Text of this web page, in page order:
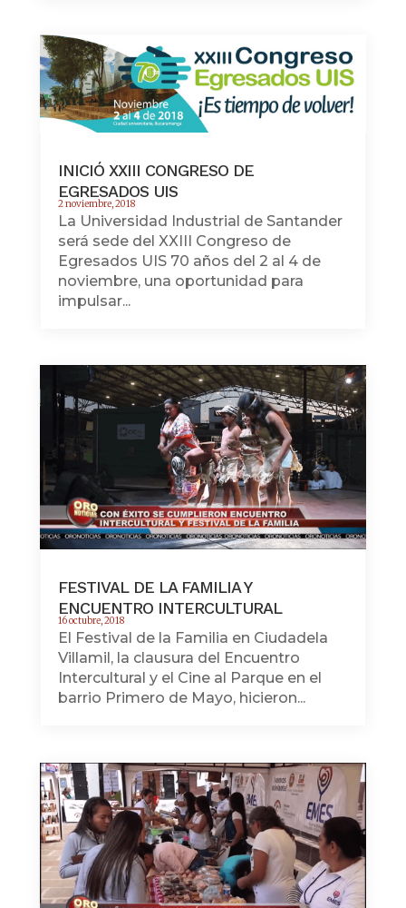
INICIÓ XXIII CONGRESO DE
EGRESADOS UIS
2 noviembre, 2018
La Universidad Industrial de Santander
será sede del XXIII Congreso de
Egresados UIS 70 años del 2 al 4 de
noviembre, una oportunidad para
impulsar...
FESTIVAL DE LA FAMILIA Y
ENCUENTRO INTERCULTURAL
16 octubre, 2018
El Festival de la Familia en Ciudadela
Villamil, la clausura del Encuentro
Intercultural y el Cine al Parque en el
barrio Primero de Mayo, hicieron...